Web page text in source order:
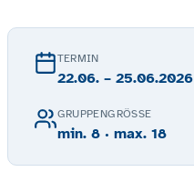
TERMIN
22.06. – 25.06.2026
GRUPPENGRÖSSE
min. 8 · max. 18